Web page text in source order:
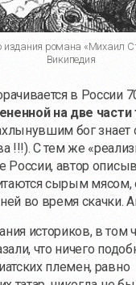
издания романа «Михаил
Википедия
в России
на две части
бог знает
!!!). С тем же
России, автор
сырым мясом,
во время скачки.
историков, в том
что ничего
племен, равно